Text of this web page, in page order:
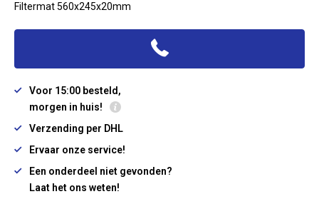
Filtermat 560x245x20mm
Voor 15:00 besteld,
morgen in huis!
Verzending per DHL
Ervaar onze service!
Een onderdeel niet gevonden?
Laat het ons weten!